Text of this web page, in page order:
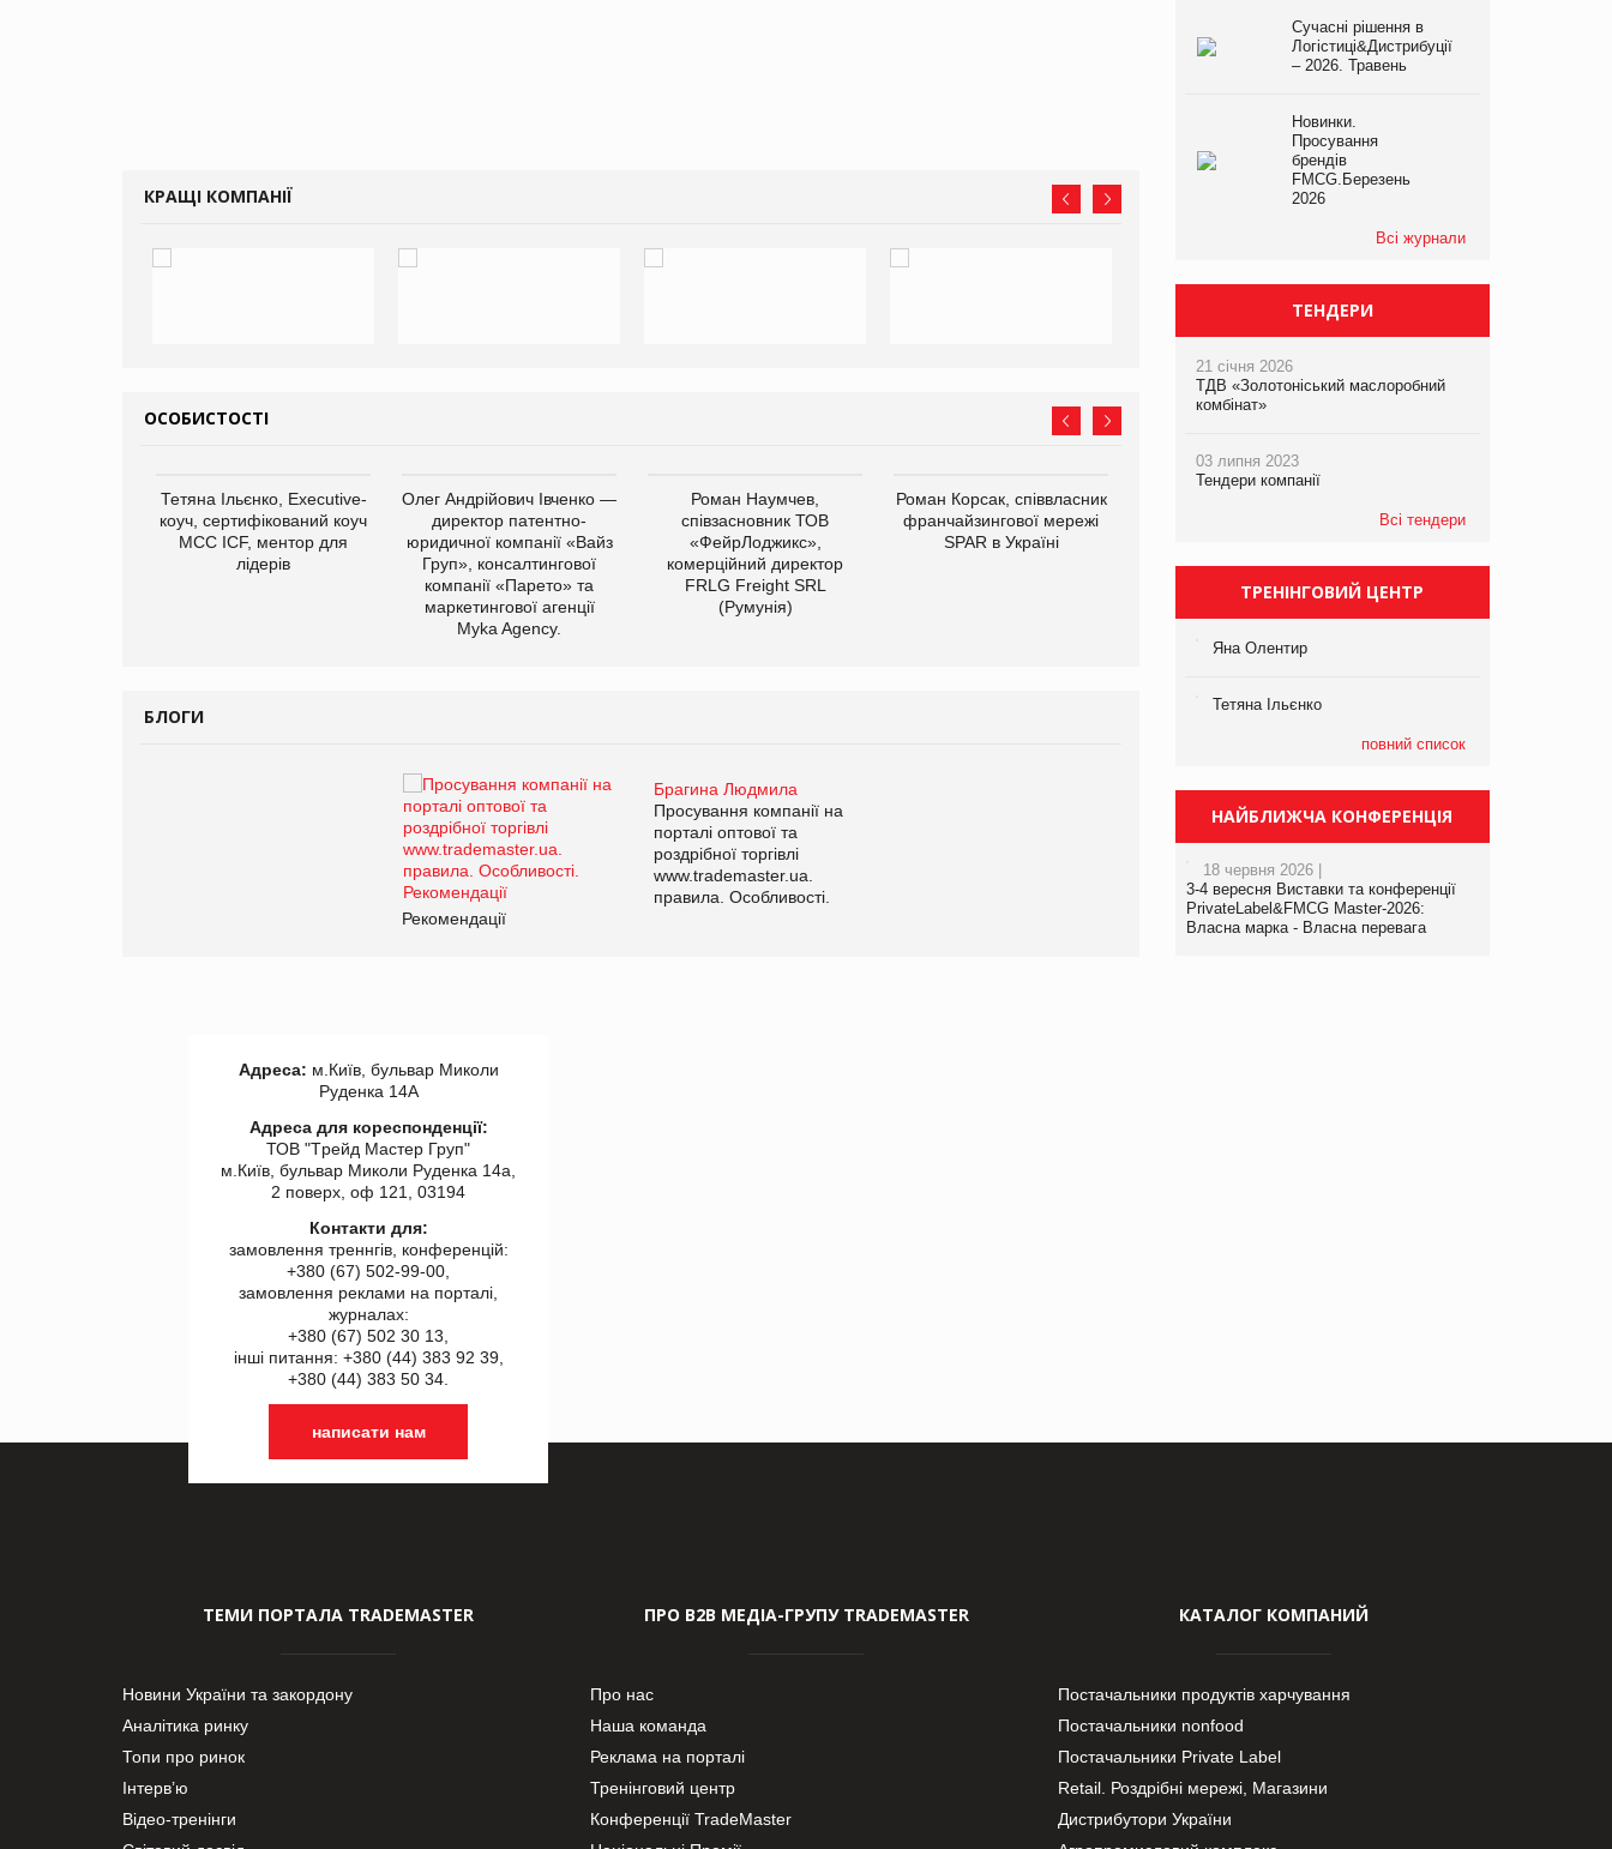
КРАЩІ КОМПАНІЇ
ОСОБИСТОСТІ
Тетяна Ільєнко, Executive-
коуч, сертифікований коуч
МСС ICF, ментор для
лідерів
Олег Андрійович Івченко —
директор патентно-
юридичної компанії «Вайз
Груп», консалтингової
компанії «Парето» та
маркетингової агенції
Myka Agency.
Роман Наумчев,
співзасновник ТОВ
«ФейрЛоджикс»,
комерційний директор
FRLG Freight SRL
(Румунія)
Роман Корсак, співвласник
франчайзингової мережі
SPAR в Україні
виробництва
компанії «УкраМарин»
БЛОГИ
Брагина Людмила
Просування компанії на
порталі оптової та
роздрібної торгівлі
www.trademaster.ua.
правила. Особливості.
Рекомендації
Брагина Людмила
Просування компанії на
www.trademaster.ua.
правила. Особливості.
Сучасні рішення в
Логістиці&Дистрибуції
– 2026. Травень
Новинки.
Просування
брендів
FMCG.Березень
2026
Всі журнали
ТЕНДЕРИ
21 січня 2026
ТДВ «Золотоніський маслоробний
комбінат»
03 липня 2023
Тендери компанії
Всі тендери
ТРЕНІНГОВИЙ ЦЕНТР
Яна Олентир
Тетяна Ільєнко
повний список
НАЙБЛИЖЧА КОНФЕРЕНЦІЯ
18 червня 2026 |
3-4 вересня Виставки та конференції
PrivateLabel&FMCG Master-2026:
Власна марка - Власна перевага
Адреса: м.Київ, бульвар Миколи
Руденка 14А
Адреса для кореспонденції:
ТОВ "Tрейд Мастер Груп"
м.Київ, бульвар Миколи Руденка 14а,
2 поверх, оф 121, 03194
Контакти для:
замовлення треннгів, конференцій:
+380 (67) 502-99-00,
замовлення реклами на порталі,
журналах:
+380 (67) 502 30 13,
інші питання: +380 (44) 383 92 39,
+380 (44) 383 50 34.
написати нам
ТЕМИ ПОРТАЛА TRADEMASTER
Новини України та закордону
Аналітика ринку
Топи про ринок
Інтерв’ю
Відео-тренінги
ПРО В2В МЕДІА-ГРУПУ TRADEMASTER
Про нас
Наша команда
Реклама на порталі
Тренінговий центр
Конференції TradeMaster
КАТАЛОГ КОМПАНИЙ
Постачальники продуктів харчування
Постачальники nonfood
Постачальники Private Label
Retail. Роздрібні мережі, Магазини
Дистрибутори України